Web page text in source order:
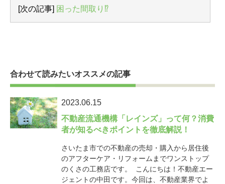
[次の記事] 困った間取り⁉
合わせて読みたいオススメの記事
2023.06.15
不動産流通機構「レインズ」って何？消費
者が知るべきポイントを徹底解説！
さいたま市での不動産の売却・購入から居住後
のアフターケア・リフォームまでワンストップ
のくさの工務店です。 こんにちは！不動産エー
ジェントの中田です。今回は、不動産業界でよ